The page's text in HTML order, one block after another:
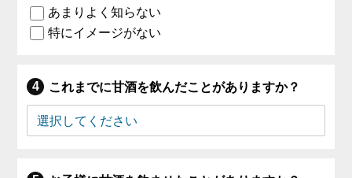
あまりよく知らない
特にイメージがない
これまでに甘酒を飲んだことがありますか？